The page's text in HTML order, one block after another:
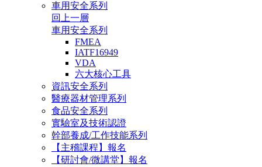
車用安全系列
回上一層
車用安全系列
FMEA
IATF16949
VDA
六大核心工具
資訊安全系列
醫療器材管理系列
食品安全系列
實驗室及技術認證
幹部養成/工作技能系列
【主稽課程】報名
【研討會/微講堂】報名